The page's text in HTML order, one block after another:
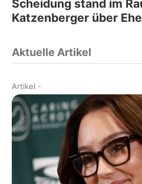
Scheidung stand im
Katzenberger über
Aktuelle Artikel
Artikel -